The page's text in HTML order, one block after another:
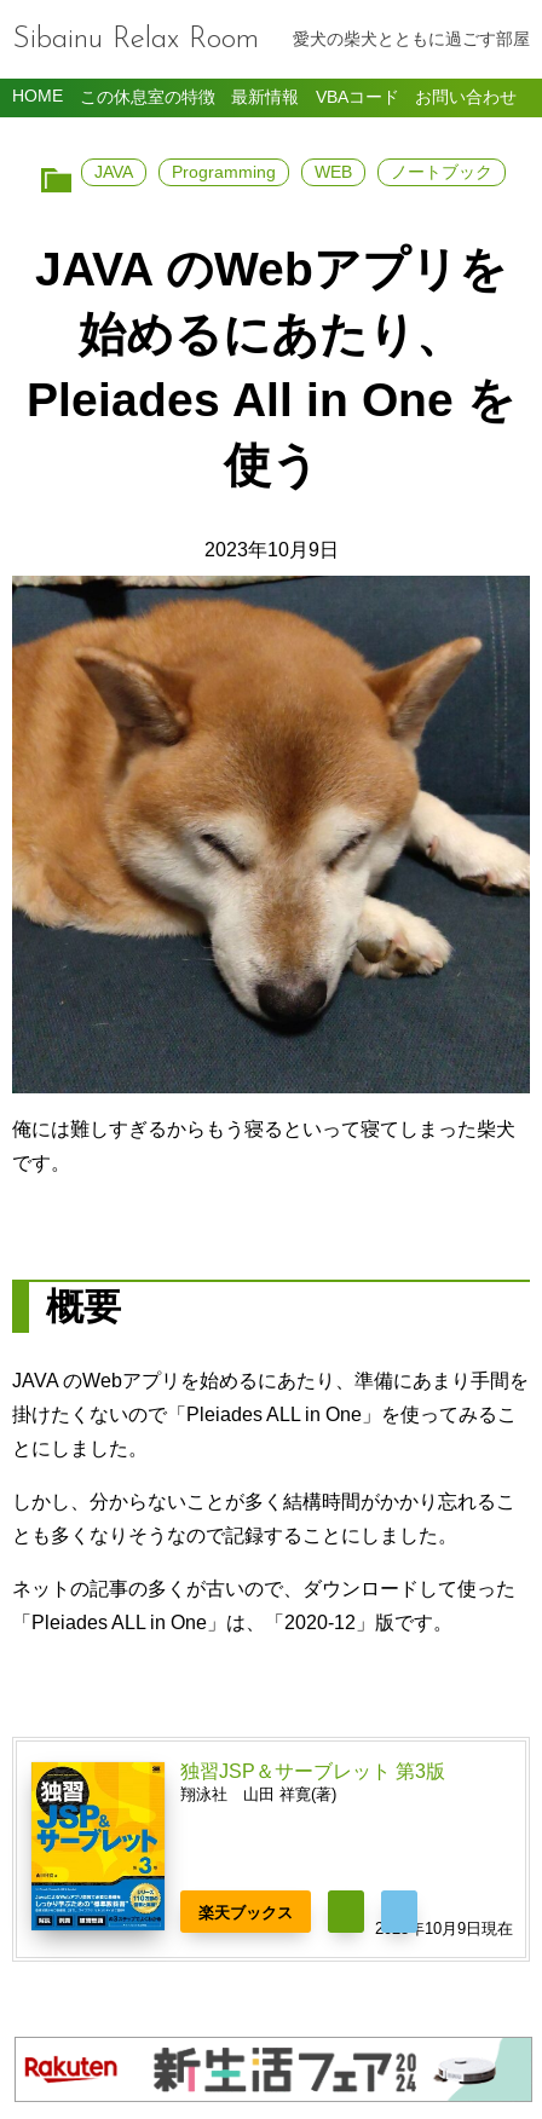
Sibainu Relax Room 愛犬の柴犬とともに過ごす部屋
HOME この休息室の特徴 最新情報 VBAコード お問い合わせ
JAVA Programming WEB ノートブック
JAVA のWebアプリを
始めるにあたり、
Pleiades All in One を
使う
2023年10月9日
俺には難しすぎるからもう寝るといって寝てしまった柴犬
です。
概要
JAVA のWebアプリを始めるにあたり、準備にあまり手間を
掛けたくないので「Pleiades ALL in One」を使ってみるこ
とにしました。
しかし、分からないことが多く結構時間がかかり忘れるこ
とも多くなりそうなので記録することにしました。
ネットの記事の多くが古いので、ダウンロードして使った
「Pleiades ALL in One」は、「2020-12」版です。
独習JSP＆サーブレット 第3版
翔泳社 山田 祥寛(著)
2023年10月9日現在
楽天ブックス